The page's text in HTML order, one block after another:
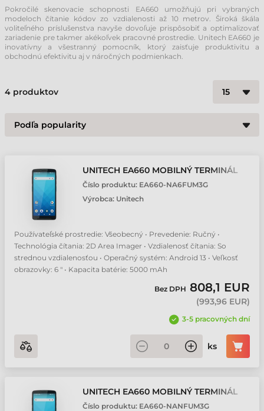
Pokročilé skenovacie schopnosti EA660 umožňujú pri vybraných
modeloch čítanie kódov zo vzdialenosti až 10 metrov. Široká škála
voliteľného príslušenstva navyše dovoľuje prispôsobiť a optimalizovať
zariadenie pre takmer akékoľvek pracovné prostredie. Unitech EA660 je
inovatívny a všestranný pomocník, ktorý zaisťuje produktivitu a
obchodnú efektivitu aj v náročných podmienkach.
4 produktov
UNITECH EA660 MOBILNÝ TERMINÁL
Číslo produktu: EA660-NA6FUM3G
Výrobca: Unitech
Používateľské prostredie: Všeobecný • Prevedenie: Ručný •
Technológia čítania: 2D Area Imager • Vzdialenosť čítania: So
strednou vzdialenosťou • Operačný systém: Android 13 • Veľkosť
obrazovky: 6 " • Kapacita batérie: 5000 mAh
Bez DPH 808,1 EUR
(993,96 EUR)
3-5 pracovných dní
ks
UNITECH EA660 MOBILNÝ TERMINÁL
Číslo produktu: EA660-NANFUM3G